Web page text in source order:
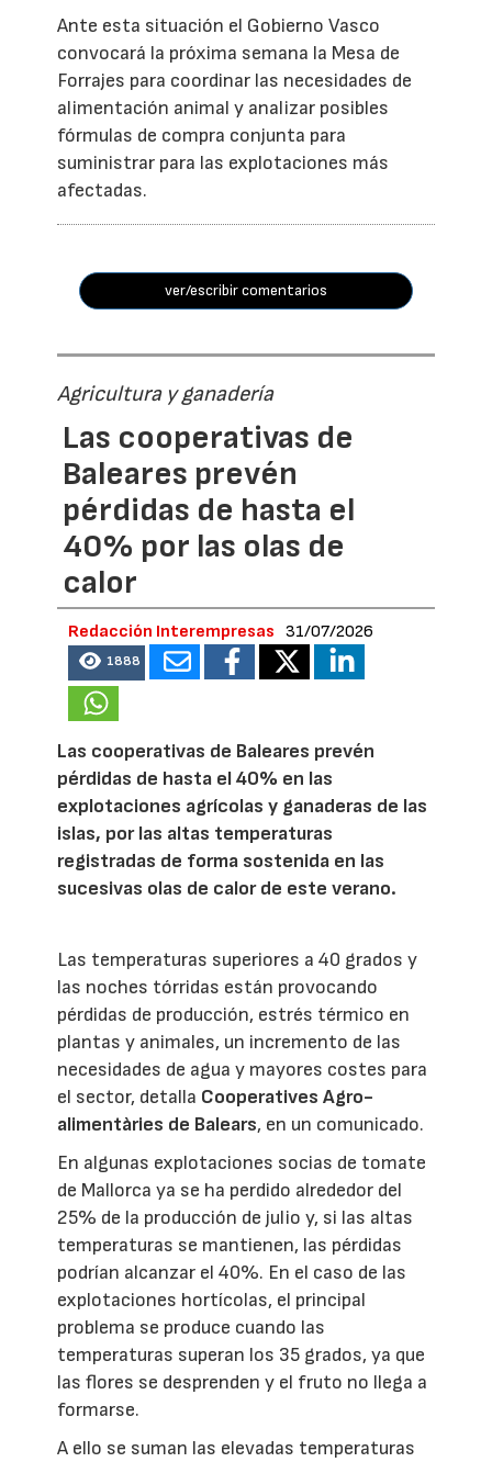
Ante esta situación el Gobierno Vasco
convocará la próxima semana la Mesa de
Forrajes para coordinar las necesidades de
alimentación animal y analizar posibles
fórmulas de compra conjunta para
suministrar para las explotaciones más
afectadas.
ver/escribir comentarios
Agricultura y ganadería
Las cooperativas de
Baleares prevén
pérdidas de hasta el
40% por las olas de
calor
Redacción Interempresas 31/07/2026
1888
Las cooperativas de Baleares prevén
pérdidas de hasta el 40% en las
explotaciones agrícolas y ganaderas de las
islas, por las altas temperaturas
registradas de forma sostenida en las
sucesivas olas de calor de este verano.
Las temperaturas superiores a 40 grados y
las noches tórridas están provocando
pérdidas de producción, estrés térmico en
plantas y animales, un incremento de las
necesidades de agua y mayores costes para
el sector, detalla Cooperatives Agro-
alimentàries de Balears, en un comunicado.
En algunas explotaciones socias de tomate
de Mallorca ya se ha perdido alrededor del
25% de la producción de julio y, si las altas
temperaturas se mantienen, las pérdidas
podrían alcanzar el 40%. En el caso de las
explotaciones hortícolas, el principal
problema se produce cuando las
temperaturas superan los 35 grados, ya que
las flores se desprenden y el fruto no llega a
formarse.
A ello se suman las elevadas temperaturas